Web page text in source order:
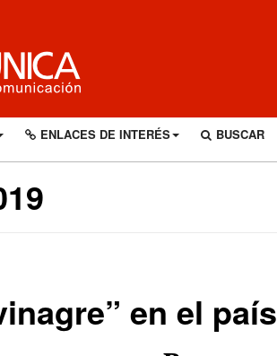
ENLACES DE INTERÉS BUSCAR
en el país